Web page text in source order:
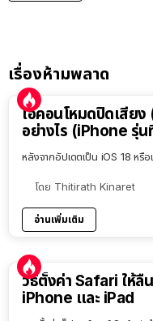
เรื่องห้ามพลาด
ไอคอนโหมดปิดเสียง
อย่างไร (iPhone รุ่
หลังจากอัปเดตเป็น iOS 18 หรื
โดย Thitirath Kinaret
อ่านเพิ่มเติม
วิธีตั้งค่า Safari ให้ลื่
iPhone และ iPad